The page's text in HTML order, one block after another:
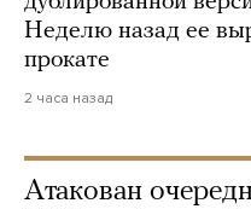
Неделю назад ее
прокате
2 часа назад
Атакован